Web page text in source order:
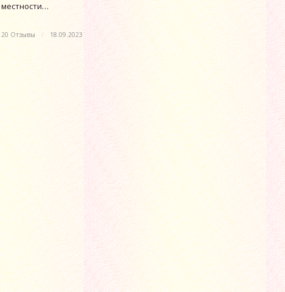
местности…
20 Отзывы / 18.09.2023